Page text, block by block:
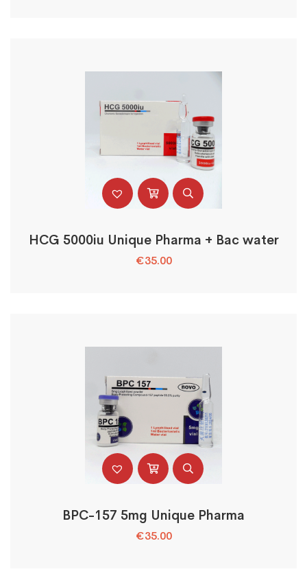
HCG 5000iu Unique Pharma + Bac water
€35.00
BPC-157 5mg Unique Pharma
€35.00